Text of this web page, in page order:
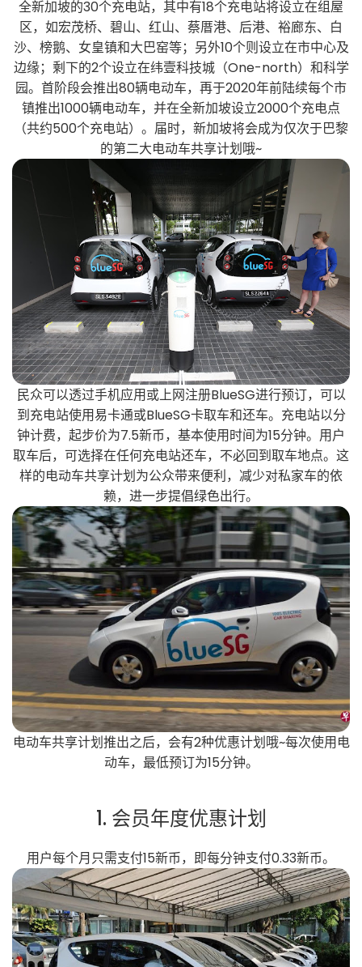
全新加坡的30个充电站，其中有18个充电站将设立在组屋
区，如宏茂桥、碧山、红山、蔡厝港、后港、裕廊东、白
沙、榜鹅、女皇镇和大巴窑等；另外10个则设立在市中心及
边缘；剩下的2个设立在纬壹科技城（One-north）和科学
园。首阶段会推出80辆电动车，再于2020年前陆续每个市
镇推出1000辆电动车，并在全新加坡设立2000个充电点
（共约500个充电站）。届时，新加坡将会成为仅次于巴黎
的第二大电动车共享计划哦~
民众可以透过手机应用或上网注册BlueSG进行预订，可以
到充电站使用易卡通或BlueSG卡取车和还车。充电站以分
钟计费，起步价为7.5新币，基本使用时间为15分钟。用户
取车后，可选择在任何充电站还车，不必回到取车地点。这
样的电动车共享计划为公众带来便利，减少对私家车的依
赖，进一步提倡绿色出行。
电动车共享计划推出之后，会有2种优惠计划哦~每次使用电
动车，最低预订为15分钟。
1. 会员年度优惠计划
用户每个月只需支付15新币，即每分钟支付0.33新币。